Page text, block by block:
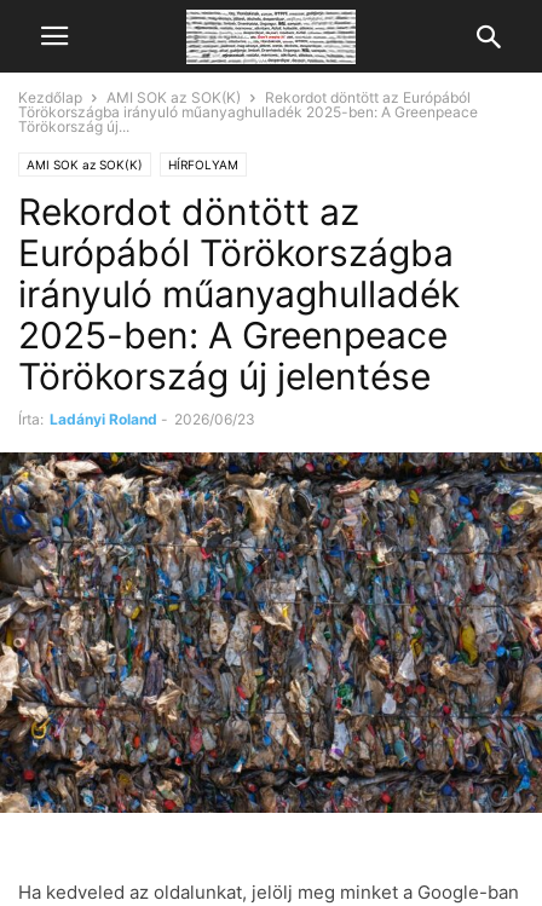
Kezdőlap AMI SOK az SOK(K)
Rekordot döntött az Európából
Törökországba irányuló műanyaghulladék 2025-ben: A Greenpeace
Törökország új...
AMI SOK az SOK(K) HÍRFOLYAM
Rekordot döntött az
Európából Törökországba
irányuló műanyaghulladék
2025-ben: A Greenpeace
Törökország új jelentése
Írta: Ladányi Roland - 2026/06/23
Ha kedveled az oldalunkat, jelölj meg minket a Google-ban